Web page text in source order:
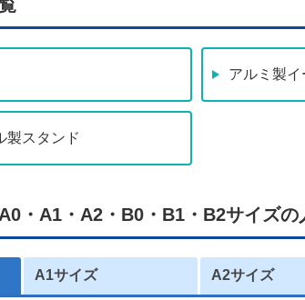
アルミ製イ
製スタンド
・A1・A2・B0・B1・B2サイズの
A1サイズ A2サイズ